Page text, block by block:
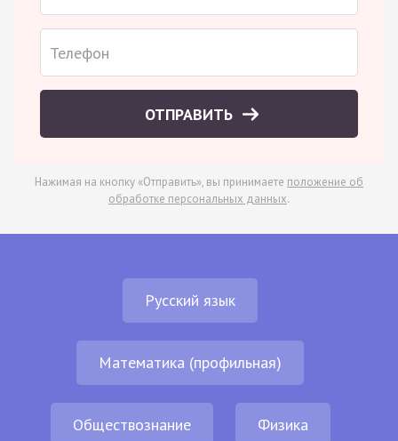
ОТПРАВИТЬ
Нажимая на кнопку «Отправить», вы принимаете положение об
обработке персональных данных.
Русский язык
Математика (профильная)
Обществознание Физика